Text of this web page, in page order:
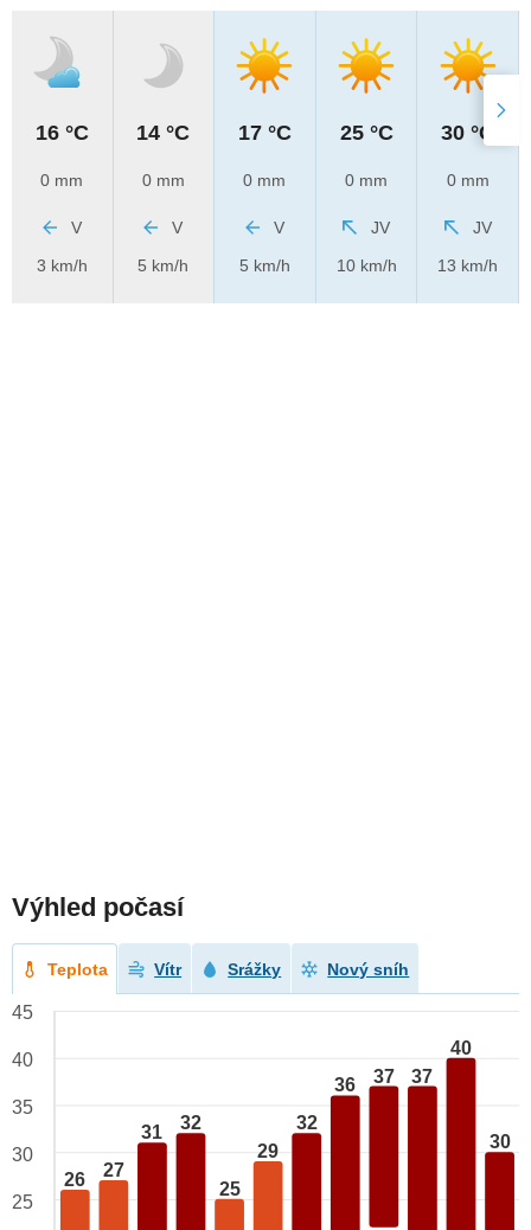
16 °C
0 mm
V
3 km/h
14 °C
0 mm
V
5 km/h
17 °C
0 mm
V
5 km/h
25 °C
0 mm
JV
10 km/h
30 °C
0 mm
JV
13 km/h
Výhled počasí
Teplota Vítr Srážky Nový sníh
26 27
31 32
25
29
32
36 37 37
40
30
45
40
35
30
25